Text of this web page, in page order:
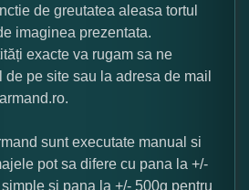
de greutatea aleasa tortul
imaginea prezentata.
exacte va rugam sa ne
pe site sau la adresa de mail
sunt executate manual si
pot sa difere cu pana la +/-
si pana la +/- 500g pentru